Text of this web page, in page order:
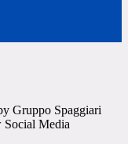
Gruppo Spaggiari
Media